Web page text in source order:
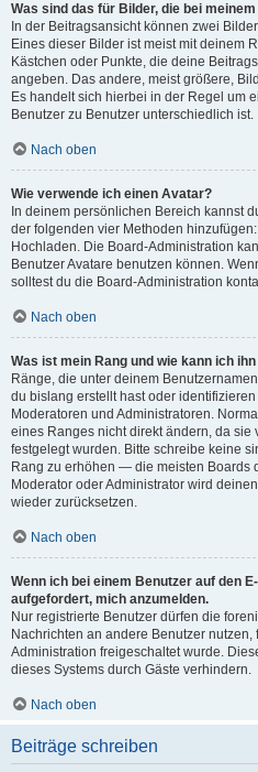
Was sind das für Bilder, die bei
In der Beitragsansicht können zwei
Eines dieser Bilder ist meist mit deinem
Kästchen oder Punkte, die deine
angeben. Das andere, meist größere,
Es handelt sich hierbei in der Regel um
Benutzer zu Benutzer unterschiedlich ist.
Nach oben
Wie verwende ich einen Avatar?
In deinem persönlichen Bereich kannst
der folgenden vier Methoden
Hochladen. Die Board-Administration
Benutzer Avatare benutzen können.
solltest du die Board-Administration
Nach oben
Was ist mein Rang und wie kann ich
Ränge, die unter deinem
du bislang erstellt hast oder
Moderatoren und Administratoren.
eines Ranges nicht direkt ändern, da sie
festgelegt wurden. Bitte schreibe keine
Rang zu erhöhen — die meisten Boards
Moderator oder Administrator wird
wieder zurücksetzen.
Nach oben
Wenn ich bei einem Benutzer auf den
aufgefordert, mich anzumelden.
Nur registrierte Benutzer dürfen die
Nachrichten an andere Benutzer
Administration freigeschaltet wurde.
dieses Systems durch Gäste verhindern.
Nach oben
Beiträge schreiben